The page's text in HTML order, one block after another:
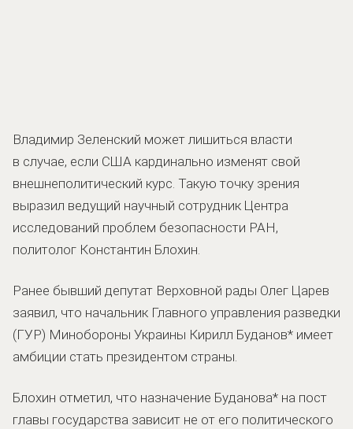
Владимир Зеленский может лишиться власти
в случае, если США кардинально изменят свой
внешнеполитический курс. Такую точку зрения
выразил ведущий научный сотрудник Центра
исследований проблем безопасности РАН,
политолог Константин Блохин.
Ранее бывший депутат Верховной рады Олег Царев
заявил, что начальник Главного управления разведки
(ГУР) Минобороны Украины Кирилл Буданов* имеет
амбиции стать президентом страны.
Блохин отметил, что назначение Буданова* на пост
главы государства зависит не от его политического